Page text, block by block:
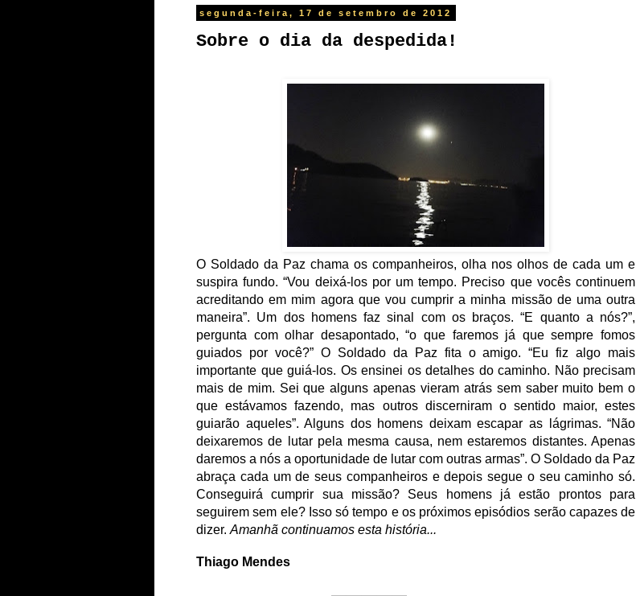
segunda-feira, 17 de setembro de 2012
Sobre o dia da despedida!
O Soldado da Paz chama os companheiros, olha nos olhos de cada um e
suspira fundo. “Vou deixá-los por um tempo. Preciso que vocês continuem
acreditando em mim agora que vou cumprir a minha missão de uma outra
maneira”. Um dos homens faz sinal com os braços. “E quanto a nós?”,
pergunta com olhar desapontado, “o que faremos já que sempre fomos
guiados por você?” O Soldado da Paz fita o amigo. “Eu fiz algo mais
importante que guiá-los. Os ensinei os detalhes do caminho. Não precisam
mais de mim. Sei que alguns apenas vieram atrás sem saber muito bem o
que estávamos fazendo, mas outros discerniram o sentido maior, estes
guiarão aqueles”. Alguns dos homens deixam escapar as lágrimas. “Não
deixaremos de lutar pela mesma causa, nem estaremos distantes. Apenas
daremos a nós a oportunidade de lutar com outras armas”. O Soldado da Paz
abraça cada um de seus companheiros e depois segue o seu caminho só.
Conseguirá
cumprir sua missão? Seus homens já estão prontos
para
seguirem sem ele? Isso só tempo e os próximos episódios serão capazes de
dizer. Amanhã continuamos esta história...
Thiago Mendes